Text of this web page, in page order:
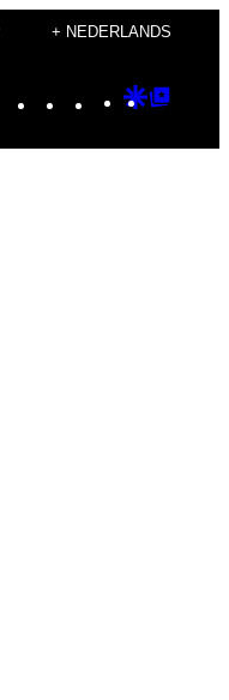
+ NEDERLANDS
Instagram
TikTok
YouTube
Google